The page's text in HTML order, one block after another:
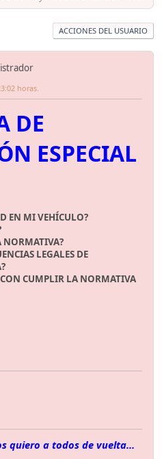
ACCIONES DEL USUARIO
horas.
DE
ESPECIAL
EN MI VEHÍCULO?
NORMATIVA?
LEGALES DE
CUMPLIR LA NORMATIVA
quiero a todos de vuelta...